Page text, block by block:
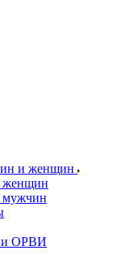
и женщин
женщин
мужчин
и ОРВИ